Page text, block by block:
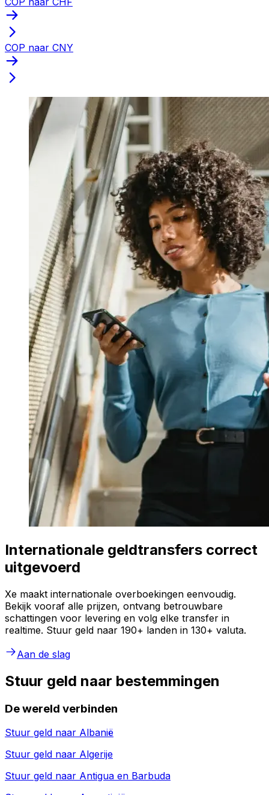
COP naar CNY
Internationale geldtransfers correct
uitgevoerd
Xe maakt internationale overboekingen eenvoudig.
Bekijk vooraf alle prijzen, ontvang betrouwbare
schattingen voor levering en volg elke transfer in
realtime. Stuur geld naar 190+ landen in 130+ valuta.
Aan de slag
Stuur geld naar bestemmingen
De wereld verbinden
Stuur geld naar Albanië
Stuur geld naar Algerije
Stuur geld naar Antigua en Barbuda